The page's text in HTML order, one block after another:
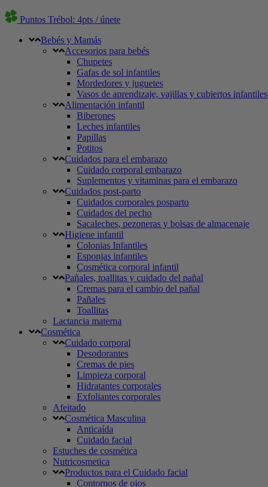
Puntos Trébol: 4pts / únete
Bebés y Mamás
Accesorios para bebés
Chupetes
Gafas de sol infantiles
Mordedores y juguetes
Vasos de aprendizaje, vajillas y cubiertos infantiles
Alimentación infantil
Biberones
Leches infantiles
Papillas
Potitos
Cuidados para el embarazo
Cuidado corporal embarazo
Suplementos y vitaminas para el embarazo
Cuidados post-parto
Cuidados corporales posparto
Cuidados del pecho
Sacaleches, pezoneras y bolsas de almacenaje
Higiene infantil
Colonias Infantiles
Esponjas infantiles
Cosmética corporal infantil
Pañales, toallitas y cuidado del pañal
Cremas para el cambio del pañal
Pañales
Toallitas
Lactancia materna
Cosmética
Cuidado corporal
Desodorantes
Cremas de pies
Limpieza corporal
Hidratantes corporales
Exfoliantes corporales
Afeitado
Cosmética Masculina
Anticaída
Cuidado facial
Estuches de cosmética
Nutricosmetica
Productos para el Cuidado facial
Contornos de ojos